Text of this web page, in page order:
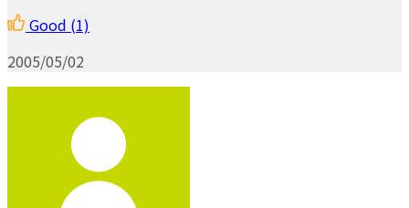
Good (1)
2005/05/02